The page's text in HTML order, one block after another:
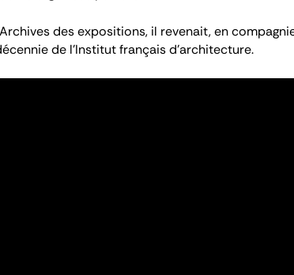
Archives des expositions, il revenait, en
de l’Institut français d’architecture.